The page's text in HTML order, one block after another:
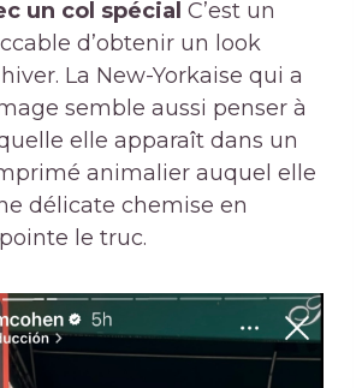
un col spécial C’est un
d’obtenir un look
La New-Yorkaise qui a
semble aussi penser à
elle apparaît dans un
animalier auquel elle
délicate chemise en
le truc.